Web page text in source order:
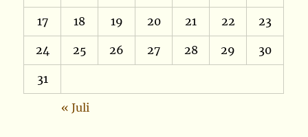
17 18 19 20 21 22 23
24 25 26 27 28 29 30
31
« Juli